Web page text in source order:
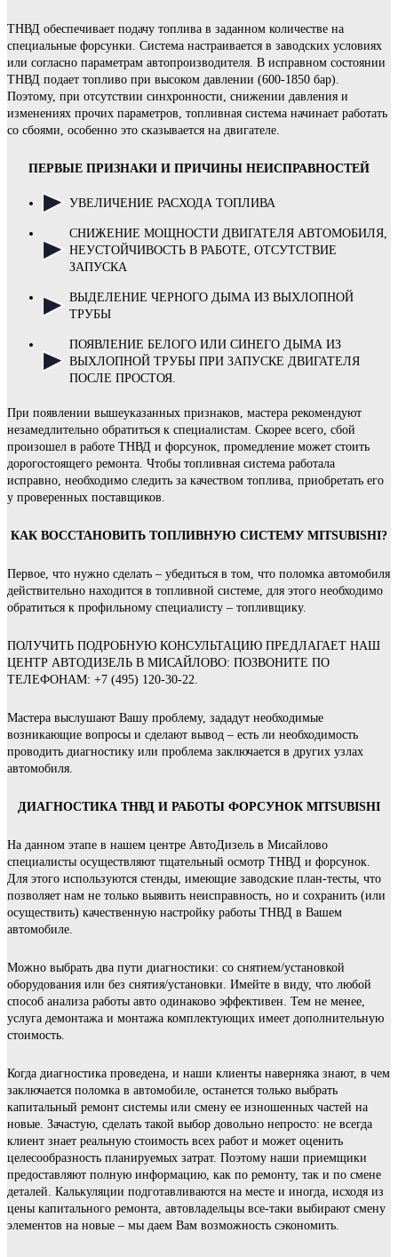
ТНВД обеспечивает подачу топлива в заданном количестве на
специальные форсунки. Система настраивается в заводских условиях
или согласно параметрам автопроизводителя. В исправном состоянии
ТНВД подает топливо при высоком давлении (600-1850 бар).
Поэтому, при отсутствии синхронности, снижении давления и
изменениях прочих параметров, топливная система начинает работать
со сбоями, особенно это сказывается на двигателе.
ПЕРВЫЕ ПРИЗНАКИ И ПРИЧИНЫ НЕИСПРАВНОСТЕЙ
УВЕЛИЧЕНИЕ РАСХОДА ТОПЛИВА
СНИЖЕНИЕ МОЩНОСТИ ДВИГАТЕЛЯ АВТОМОБИЛЯ,
НЕУСТОЙЧИВОСТЬ В РАБОТЕ, ОТСУТСТВИЕ
ЗАПУСКА
ВЫДЕЛЕНИЕ ЧЕРНОГО ДЫМА ИЗ ВЫХЛОПНОЙ
ТРУБЫ
ПОЯВЛЕНИЕ БЕЛОГО ИЛИ СИНЕГО ДЫМА ИЗ
ВЫХЛОПНОЙ ТРУБЫ ПРИ ЗАПУСКЕ ДВИГАТЕЛЯ
ПОСЛЕ ПРОСТОЯ.
При появлении вышеуказанных признаков, мастера рекомендуют
незамедлительно обратиться к специалистам. Скорее всего, сбой
произошел в работе ТНВД и форсунок, промедление может стоить
дорогостоящего ремонта. Чтобы топливная система работала
исправно, необходимо следить за качеством топлива, приобретать его
у проверенных поставщиков.
КАК ВОССТАНОВИТЬ ТОПЛИВНУЮ СИСТЕМУ MITSUBISHI?
Первое, что нужно сделать – убедиться в том, что поломка автомобиля
действительно находится в топливной системе, для этого необходимо
обратиться к профильному специалисту – топливщику.
ПОЛУЧИТЬ ПОДРОБНУЮ КОНСУЛЬТАЦИЮ ПРЕДЛАГАЕТ НАШ
ЦЕНТР АВТОДИЗЕЛЬ В МИСАЙЛОВО: ПОЗВОНИТЕ ПО
ТЕЛЕФОНАМ: +7 (495) 120-30-22.
Мастера выслушают Вашу проблему, зададут необходимые
возникающие вопросы и сделают вывод – есть ли необходимость
проводить диагностику или проблема заключается в других узлах
автомобиля.
ДИАГНОСТИКА ТНВД И РАБОТЫ ФОРСУНОК MITSUBISHI
На данном этапе в нашем центре АвтоДизель в Мисайлово
специалисты осуществляют тщательный осмотр ТНВД и форсунок.
Для этого используются стенды, имеющие заводские план-тесты, что
позволяет нам не только выявить неисправность, но и сохранить (или
осуществить) качественную настройку работы ТНВД в Вашем
автомобиле.
Можно выбрать два пути диагностики: со снятием/установкой
оборудования или без снятия/установки. Имейте в виду, что любой
способ анализа работы авто одинаково эффективен. Тем не менее,
услуга демонтажа и монтажа комплектующих имеет дополнительную
стоимость.
Когда диагностика проведена, и наши клиенты наверняка знают, в чем
заключается поломка в автомобиле, останется только выбрать
капитальный ремонт системы или смену ее изношенных частей на
новые. Зачастую, сделать такой выбор довольно непросто: не всегда
клиент знает реальную стоимость всех работ и может оценить
целесообразность планируемых затрат. Поэтому наши приемщики
предоставляют полную информацию, как по ремонту, так и по смене
деталей. Калькуляции подготавливаются на месте и иногда, исходя из
цены капитального ремонта, автовладельцы все-таки выбирают смену
элементов на новые – мы даем Вам возможность сэкономить.